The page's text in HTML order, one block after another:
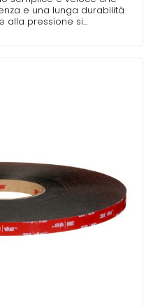
e una lunga durabilità
alla pressione si…